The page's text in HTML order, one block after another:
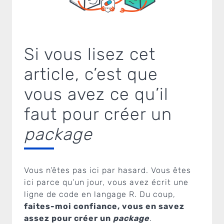
Si vous lisez cet
article, c’est que
vous avez ce qu’il
faut pour créer un
package
Vous n’êtes pas ici par hasard. Vous êtes
ici parce qu’un jour, vous avez écrit une
ligne de code en langage R. Du coup,
faites-moi confiance, vous en savez
assez pour créer un package.